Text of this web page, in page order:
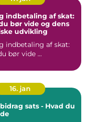
indbetaling af skat:
bør vide og dens
udvikling
indbetaling af skat:
Hvad du bør vide ...
16. jan
sats - Hvad du